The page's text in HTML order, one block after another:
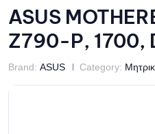
ASUS
Z790-P, 1700,
Brand: ASUS Category: